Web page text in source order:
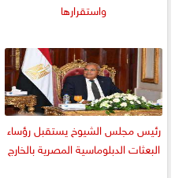
واستقرارها
رئيس مجلس الشيوخ يستقبل رؤساء
البعثات الدبلوماسية المصرية بالخارج